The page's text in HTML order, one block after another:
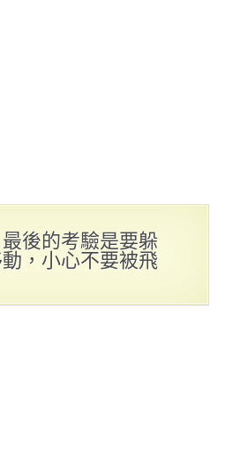
後的考驗是要躲
，小心不要被飛